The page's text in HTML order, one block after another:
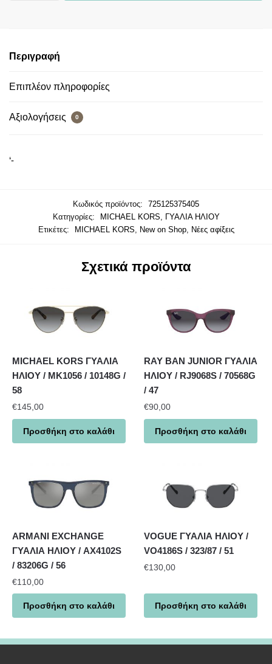
Περιγραφή
Επιπλέον πληροφορίες
Αξιολογήσεις 0
‘-
Κωδικός προϊόντος:
725125375405
Κατηγορίες:
MICHAEL KORS, ΓΥΑΛΙΑ ΗΛΙΟΥ
Ετικέτες:
MICHAEL KORS, New on Shop, Νέες αφίξεις
Σχετικά προϊόντα
MICHAEL KORS ΓΥΑΛΙΑ
ΗΛΙΟΥ / MK1056 / 10148G /
58
€145,00
Προσθήκη στο καλάθι
RAY BAN JUNIOR ΓΥΑΛΙΑ
ΗΛΙΟΥ / RJ9068S / 70568G
/ 47
€90,00
Προσθήκη στο καλάθι
ARMANI EXCHANGE
ΓΥΑΛΙΑ ΗΛΙΟΥ / AX4102S
/ 83206G / 56
€110,00
Προσθήκη στο καλάθι
VOGUE ΓΥΑΛΙΑ ΗΛΙΟΥ /
VO4186S / 323/87 / 51
€130,00
Προσθήκη στο καλάθι